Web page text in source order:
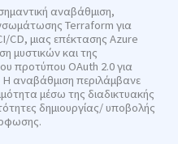
αναβάθμιση,
Terraform για
CD, μιας επέκτασης Azure
μυστικών και της
προτύπου OAuth 2.0 για
αναβάθμιση περιλάμβανε
μέσω της διαδικτυακής
δημιουργίας/ υποβολής